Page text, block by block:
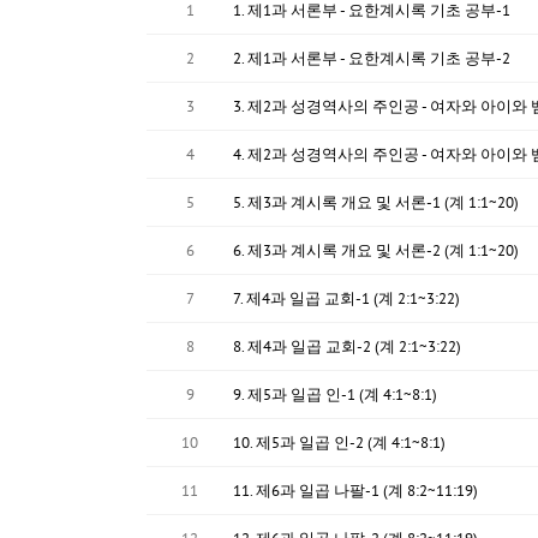
1 1. 제1과 서론부 - 요한계시록 기초 공부-1
2 2. 제1과 서론부 - 요한계시록 기초 공부-2
3 3. 제2과 성경역사의 주인공 - 여자와 아이와
4 4. 제2과 성경역사의 주인공 - 여자와 아이와
5 5. 제3과 계시록 개요 및 서론-1 (계 1:1~20)
6 6. 제3과 계시록 개요 및 서론-2 (계 1:1~20)
7 7. 제4과 일곱 교회-1 (계 2:1~3:22)
8 8. 제4과 일곱 교회-2 (계 2:1~3:22)
9 9. 제5과 일곱 인-1 (계 4:1~8:1)
10 10. 제5과 일곱 인-2 (계 4:1~8:1)
11 11. 제6과 일곱 나팔-1 (계 8:2~11:19)